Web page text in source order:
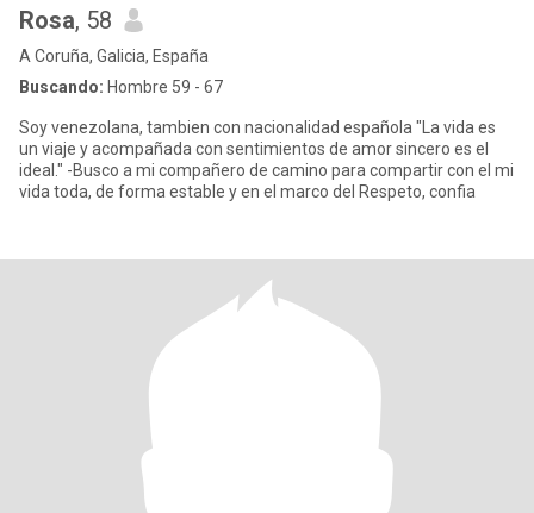
Rosa, 58
A Coruña, Galicia, España
Buscando: Hombre 59 - 67
Soy venezolana, tambien con nacionalidad española "La vida es
un viaje y acompañada con sentimientos de amor sincero es el
ideal." -Busco a mi compañero de camino para compartir con el mi
vida toda, de forma estable y en el marco del Respeto, confia